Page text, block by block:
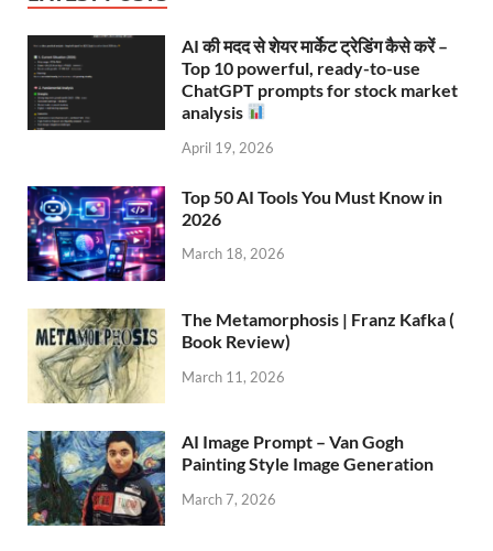
AI की मदद से शेयर मार्केट ट्रेडिंग कैसे करें –
Top 10 powerful, ready-to-use
ChatGPT prompts for stock market
analysis
April 19, 2026
Top 50 AI Tools You Must Know in
2026
March 18, 2026
The Metamorphosis | Franz Kafka (
Book Review)
March 11, 2026
AI Image Prompt – Van Gogh
Painting Style Image Generation
March 7, 2026